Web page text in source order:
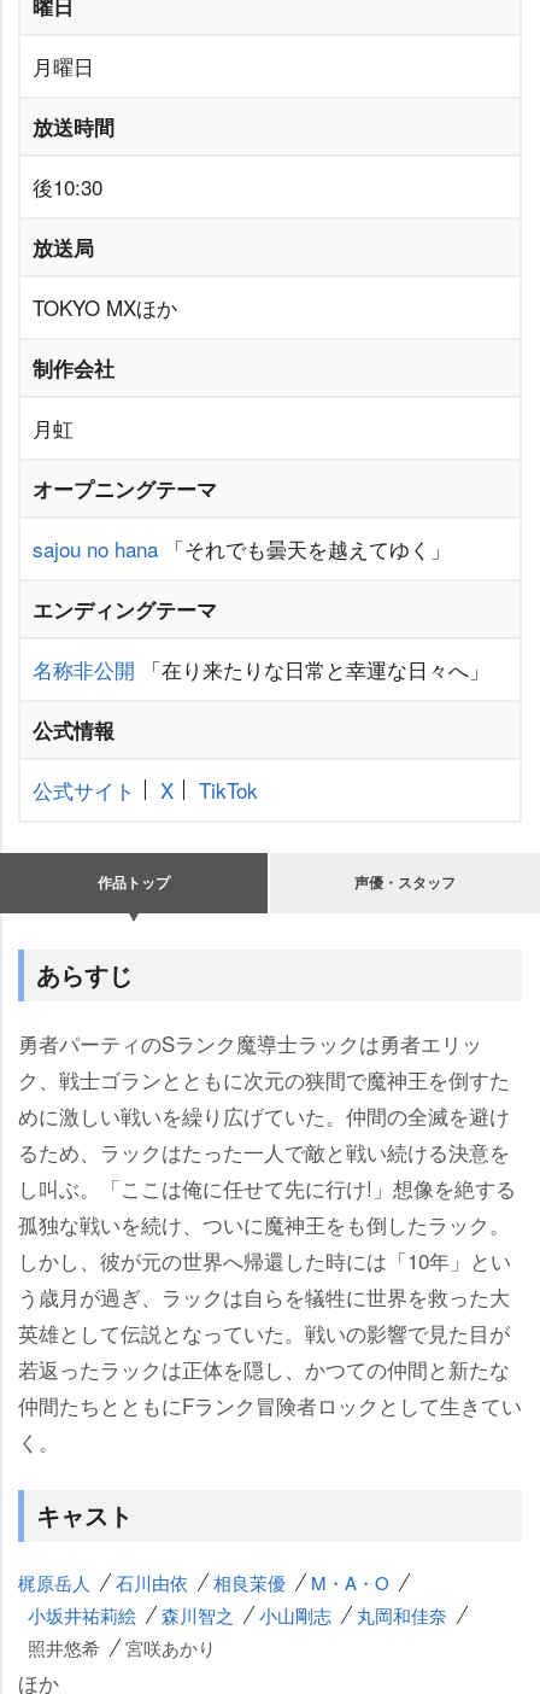
曜日
月曜日
放送時間
後10:30
放送局
TOKYO MXほか
制作会社
月虹
オープニングテーマ
sajou no hana 「それでも曇天を越えてゆく」
エンディングテーマ
名称非公開 「在り来たりな日常と幸運な日々へ」
公式情報
公式サイト X TikTok
作品トップ 声優・スタッフ
あらすじ
勇者パーティのSランク魔導士ラックは勇者エリッ
ク、戦士ゴランとともに次元の狭間で魔神王を倒すた
めに激しい戦いを繰り広げていた。仲間の全滅を避け
るため、ラックはたった一人で敵と戦い続ける決意を
し叫ぶ。「ここは俺に任せて先に行け!」想像を絶する
孤独な戦いを続け、ついに魔神王をも倒したラック。
しかし、彼が元の世界へ帰還した時には「10年」とい
う歳月が過ぎ、ラックは自らを犠牲に世界を救った大
英雄として伝説となっていた。戦いの影響で見た目が
若返ったラックは正体を隠し、かつての仲間と新たな
仲間たちとともにFランク冒険者ロックとして生きてい
く。
キャスト
梶原岳人 石川由依 相良茉優
M・A・O
小坂井祐莉絵
森川智之 小山剛志
丸岡和佳奈
照井悠希
宮咲あかり
ほか